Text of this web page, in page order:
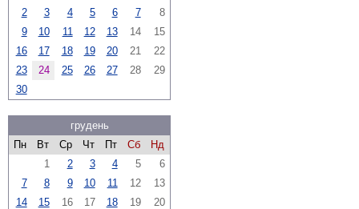
2
3 4 5 6 7
8
9
10 11 12 13 14
15
16
17 18 19 20 21
22
23
24 25 26 27 28
29
30
грудень
Пн
Вт Ср Чт Пт Сб
Нд
1
2 3 4 5
6
7
8 9 10 11 12
13
14
15 16 17 18 19
20